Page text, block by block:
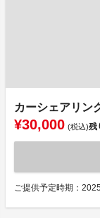
カーシェアリン
¥30,000 (税込)残
ご提供予定時期：